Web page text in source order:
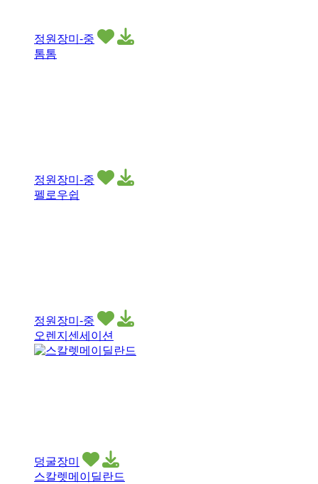
정원장미-중
톰톰
정원장미-중
펠로우쉽
정원장미-중
오렌지센세이션
덩굴장미
스칼렛메이딜란드